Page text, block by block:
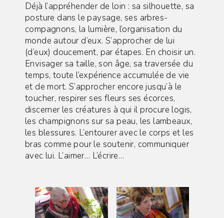
Déjà l’appréhender de loin : sa silhouette, sa
posture dans le paysage, ses arbres-
compagnons, la lumière, l’organisation du
monde autour d’eux. S’approcher de lui
(d’eux) doucement, par étapes. En choisir un.
Envisager sa taille, son âge, sa traversée du
temps, toute l’expérience accumulée de vie
et de mort. S’approcher encore jusqu’à le
toucher, respirer ses fleurs ses écorces,
discerner les créatures à qui il procure logis,
les champignons sur sa peau, les lambeaux,
les blessures. L’entourer avec le corps et les
bras comme pour le soutenir, communiquer
avec lui. L’aimer… L’écrire…